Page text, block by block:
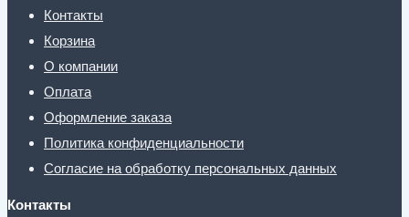
Контакты
Корзина
О компании
Оплата
Оформление заказа
Политика конфиденциальности
Согласие на обработку персональных данных
Контакты